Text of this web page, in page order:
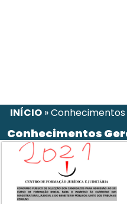
INÍCIO »Conhecimentos
Conhecimentos